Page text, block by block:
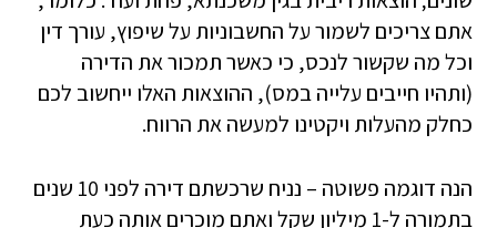
אתם צריכים לשמור על החשבוניות על שיפוץ, עורך דין
וכל מה שקשור לנכס, כי כאשר תמכור את הדירה
(ותהיו חייבים עלייה במס), ההוצאות האלו ייחשוב לכם
כחלק מהעלות ויקטינו למעשה את הרווח.
הנה דוגמה פשוטה – נניח שרכשתם דירה לפני 10 שנים
בתמורה ל-1 מיליון שקל ואתם מוכרים אותה כעת